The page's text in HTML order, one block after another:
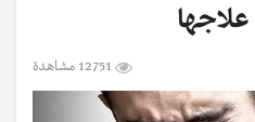
12751 مشاهدة